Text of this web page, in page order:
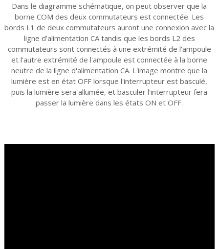
Dans le diagramme schématique, on peut observer que la
borne COM des deux commutateurs est connectée. Les
bords L1 de deux commutateurs auront une connexion avec la
ligne d'alimentation CA tandis que les bords L2 des
commutateurs sont connectés à une extrémité de l'ampoule
et l'autre extrémité de l'ampoule est connectée à la borne
neutre de la ligne d'alimentation CA. L'image montre que la
lumière est en état OFF lorsque l'interrupteur est basculé,
puis la lumière sera allumée, et basculer l'interrupteur fera
passer la lumière dans les états ON et OFF.